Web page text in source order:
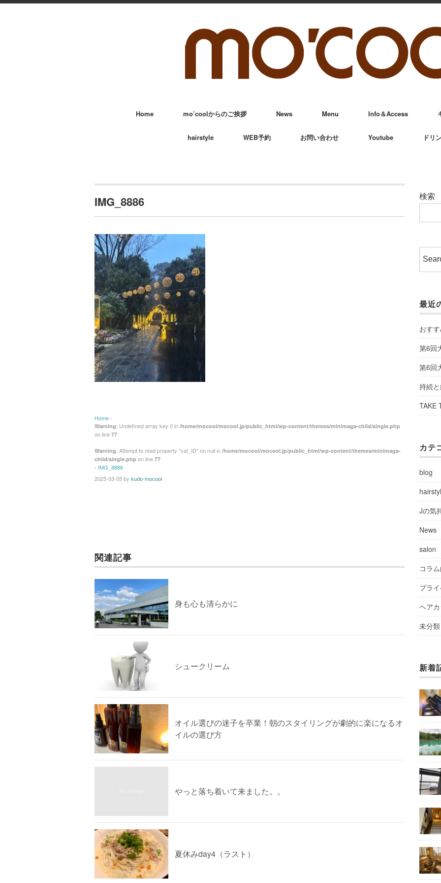
Home mo’coolからのご挨拶 News Menu Info＆Access
hairstyle WEB予約 お問い合わせ Youtube ドリ
IMG_8886
Home ›
Warning: Undefined array key 0 in /home/mocool/mocool.jp/public_html/wp-content/themes/minimaga-child/single.php
on line 77
Warning: Attempt to read property "cat_ID" on null in /home/mocool/mocool.jp/public_html/wp-content/themes/minimaga-
child/single.php on line 77
› IMG_8886
2025-03-05by kudo-mocool
関連記事
身も心も清らかに
シュークリーム
オイル選びの迷子を卒業！朝のスタイリングが劇的に楽になるオ
イルの選び方
やっと落ち着いて来ました。。
夏休みday4（ラスト）
検索
最近
おす
第6回
第6回
持続
TAKE
カテ
blog
Jの気
News
salon
コラ
プラ
ヘア
未分類
新着